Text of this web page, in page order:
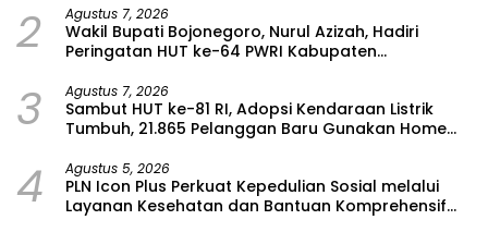
Watudodol/Kalipuro
2 Agustus 7, 2026
Wakil Bupati Bojonegoro, Nurul Azizah, Hadiri
Peringatan HUT ke-64 PWRI Kabupaten
3 Agustus 7, 2026
Sambut HUT ke-81 RI, Adopsi Kendaraan Listrik
Tumbuh, 21.865 Pelanggan Baru Gunakan Home
4 Agustus 5, 2026
PLN Icon Plus Perkuat Kepedulian Sosial melalui
Layanan Kesehatan dan Bantuan Komprehensif